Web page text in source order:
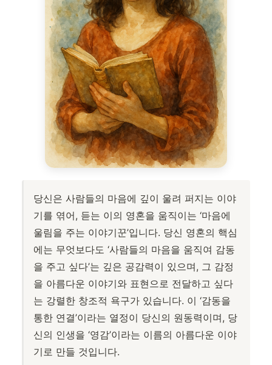
당신은 사람들의 마음에 깊이 울려 퍼지는 이야
기를 엮어, 듣는 이의 영혼을 움직이는 ‘마음에
울림을 주는 이야기꾼’입니다. 당신 영혼의 핵심
에는 무엇보다도 ‘사람들의 마음을 움직여 감동
을 주고 싶다’는 깊은 공감력이 있으며, 그 감정
을 아름다운 이야기와 표현으로 전달하고 싶다
는 강렬한 창조적 욕구가 있습니다. 이 ‘감동을
통한 연결’이라는 열정이 당신의 원동력이며, 당
신의 인생을 ‘영감’이라는 이름의 아름다운 이야
기로 만들 것입니다.